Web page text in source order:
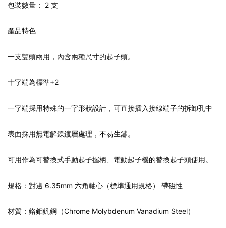
包裝數量： 2 支
產品特色
一支雙頭兩用，內含兩種尺寸的起子頭。
十字端為標準+2
一字端採用特殊的一字形狀設計，可直接插入接線端子的拆卸孔中
表面採用無電解鎳鍍層處理，不易生鏽。
可用作為可替換式手動起子握柄、電動起子機的替換起子頭使用。
規格：對邊 6.35mm 六角軸心（標準通用規格） 帶磁性
材質：鉻鉬釩鋼（Chrome Molybdenum Vanadium Steel）